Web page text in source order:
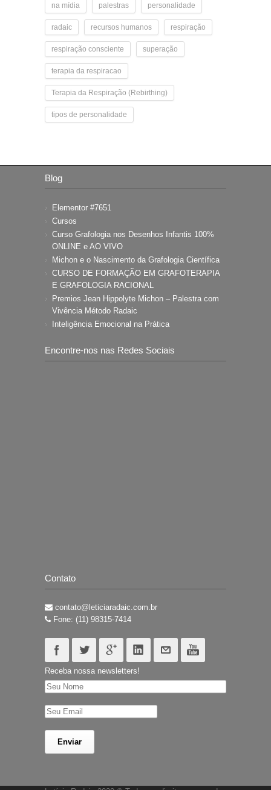
na mídia palestras personalidade
radaic recursos humanos respiração
respiração consciente superação
terapia da respiracao
Terapia da Respiração (Rebirthing)
tipos de personalidade
Blog
Elementor #7651
Cursos
Curso Grafologia nos Desenhos Infantis 100%
ONLINE e AO VIVO
Michon e o Nascimento da Grafologia Científica
CURSO DE FORMAÇÃO EM GRAFOTERAPIA
E GRAFOLOGIA RACIONAL
Premios Jean Hippolyte Michon – Palestra com
Vivência Método Radaic
Inteligência Emocional na Prática
Encontre-nos nas Redes Sociais
Contato
contato@leticiaradaic.com.br
Fone: (11) 98315-7414
Receba nossa newsletters!